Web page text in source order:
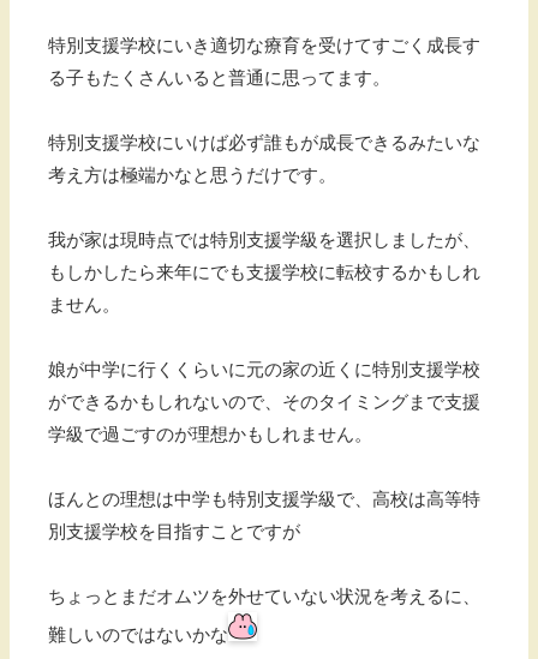
特別支援学校にいき適切な療育を受けてすごく成長す
る子もたくさんいると普通に思ってます。
特別支援学校にいけば必ず誰もが成長できるみたいな
考え方は極端かなと思うだけです。
我が家は現時点では特別支援学級を選択しましたが、
もしかしたら来年にでも支援学校に転校するかもしれ
ません。
娘が中学に行くくらいに元の家の近くに特別支援学校
ができるかもしれないので、そのタイミングまで支援
学級で過ごすのが理想かもしれません。
ほんとの理想は中学も特別支援学級で、高校は高等特
別支援学校を目指すことですが
ちょっとまだオムツを外せていない状況を考えるに、
難しいのではないかな